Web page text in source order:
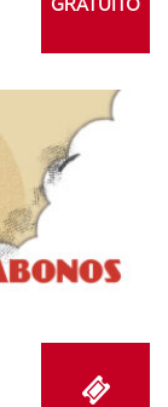
GRATUITO